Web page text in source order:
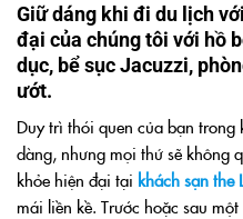
Giữ dáng khi đi du lịch
đại của chúng tôi với hồ
dục, bể sục Jacuzzi,
ướt.
Duy trì thói quen của bạn
dàng, nhưng mọi thứ sẽ không
khỏe hiện đại tại khách sạn the
mái liền kề. Trước hoặc sau